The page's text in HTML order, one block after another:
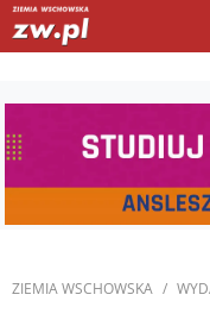
ZIEMIA WSCHOWSKA